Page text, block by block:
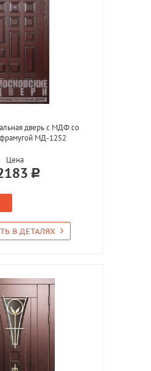
дверь с МДФ со
МД-1252
Цена
В ДЕТАЛЯХ